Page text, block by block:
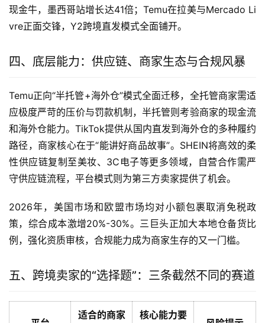
现金牛，墨西哥站增长达41倍；Temu在拉美与Mercado Li
vre正面交锋，Y2跨境直发模式全面铺开。
四、底层能力：供应链、商家生态与合规风暴
Temu正向“半托管+海外仓”模式全面迁移，全托管商家需适
应极度严苛的压价与罚款机制，半托管则考验商家的现金流
和海外仓能力。TikTok提供从国内直发到海外仓的多种履约
路径，商家核心在于“能讲好商品故事”。SHEIN将高效的柔
性供应链复制至美妆、3C电子等更多领域，自营合作需严
守供应链流程，平台模式则为第三方卖家提供了机会。
2026年，美国市场和欧盟市场均对小额包裹取消免税政
策，综合成本激增20%-30%。三巨头正加大本地仓备货比
例，强化资质审核，合规能力成为商家生存的又一门槛。
五、跨境卖家的“选择题”：三条截然不同的赛道
适合的商家
核心能力要